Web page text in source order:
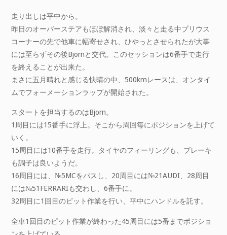
走り出しは平中から。
昨日のオーバーステアもほぼ解消され、淡々と走る中プリウス
コーナーの先で他車に幅寄せされ、ひやっとさせられたが大事
には至らずその後Bjornと交代。このセッションは6番手で走行
を終えることが出来た。
まさに五月晴れと感じる快晴の中、500kmレースは、オンタイ
ムでフォーメーションラップが開始された。
スタートを担当するのはBjorn。
1周目には15番手に浮上。そこから周回毎にポジションを上げて
いく。
15周目には10番手を走行。タイヤのフィーリングも、ブレーキ
も調子は良いようだ。
16周目には、№5MCをパスし、20周目には№21AUDI、28周目
には№51FERRARIも交わし、6番手に。
32周目に1回目のピット作業を行い、平中にハンドルを託す。
全車1回目のピット作業が終わった45周目には5番までポジショ